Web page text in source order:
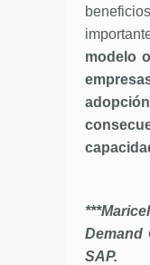
modelo
Demand
SAP.